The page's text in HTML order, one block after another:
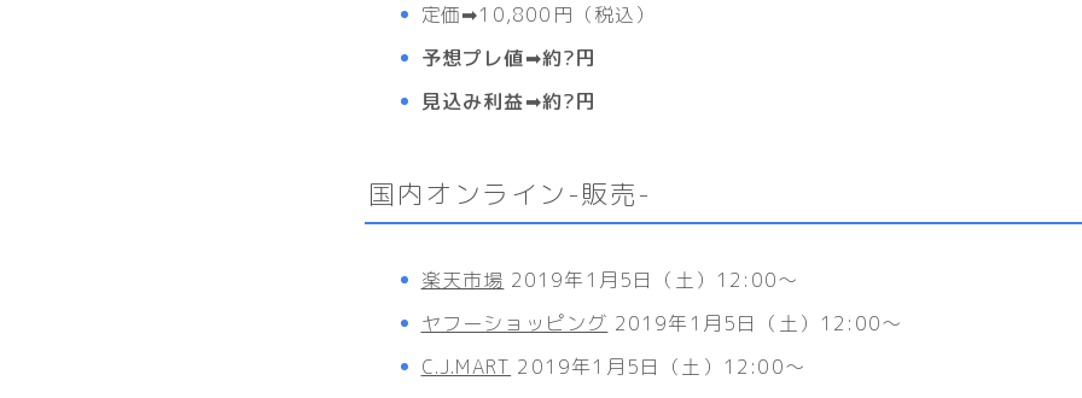
定価➡10,800円（税込）
予想プレ値➡約?円
見込み利益➡約?円
国内オンライン-販売-
楽天市場 2019年1月5日（土）12:00〜
ヤフーショッピング 2019年1月5日（土）12:00〜
C.J.MART 2019年1月5日（土）12:00〜